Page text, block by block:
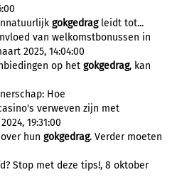
gokgedragleidt tot...
van welkomstbonussen in
2025, 14:04:00
op het gokgedrag, kan
Hoe
verweven zijn met
19:31:00
hun gokgedrag. Verder moeten
Stop met deze tips!, 8 oktober